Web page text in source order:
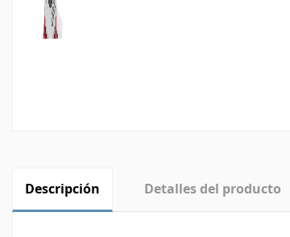
Descripción Detalles del producto